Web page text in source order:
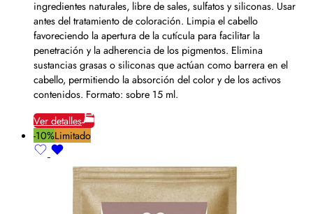
ingredientes naturales, libre de sales, sulfatos y siliconas. Usar
antes del tratamiento de coloración. Limpia el cabello
favoreciendo la apertura de la cutícula para facilitar la
penetración y la adherencia de los pigmentos. Elimina
sustancias grasas o siliconas que actúan como barrera en el
cabello, permitiendo la absorción del color y de los activos
contenidos. Formato: sobre 15 ml.
Ver detalles
-10%Limitado